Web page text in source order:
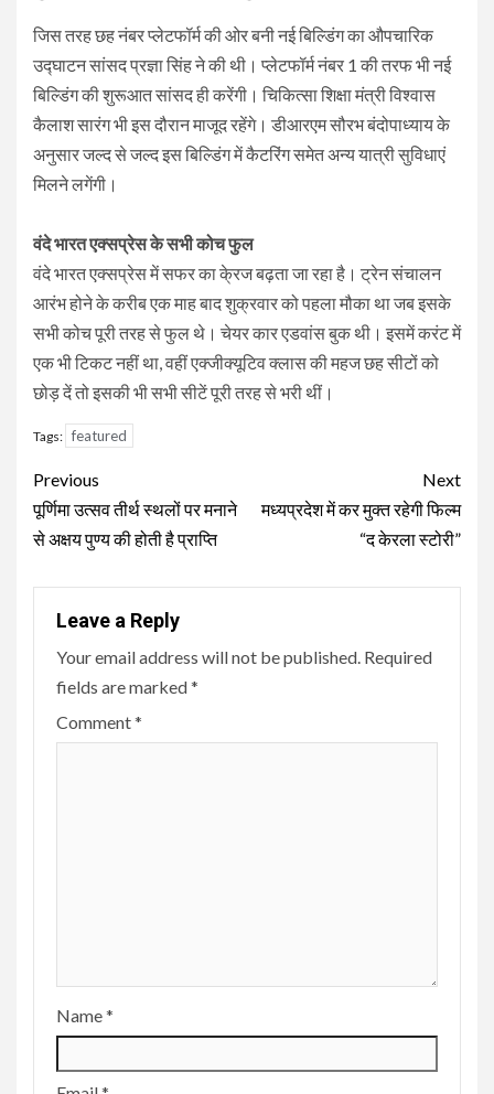
जिस तरह छह नंबर प्लेटफॉर्म की ओर बनी नई बिल्डिंग का औपचारिक
उद्घाटन सांसद प्रज्ञा सिंह ने की थी। प्लेटफॉर्म नंबर 1 की तरफ भी नई
बिल्डिंग की शुरूआत सांसद ही करेंगी। चिकित्सा शिक्षा मंत्री विश्वास
कैलाश सारंग भी इस दौरान माजूद रहेंगे। डीआरएम सौरभ बंदोपाध्याय के
अनुसार जल्द से जल्द इस बिल्डिंग में कैटरिंग समेत अन्य यात्री सुविधाएं
मिलने लगेंगी।
वंदे भारत एक्सप्रेस के सभी कोच फुल
वंदे भारत एक्सप्रेस में सफर का के्रज बढ़ता जा रहा है। ट्रेन संचालन
आरंभ होने के करीब एक माह बाद शुक्रवार को पहला मौका था जब इसके
सभी कोच पूरी तरह से फुल थे। चेयर कार एडवांस बुक थी। इसमें करंट में
एक भी टिकट नहीं था, वहीं एक्जीक्यूटिव क्लास की महज छह सीटों को
छोड़ दें तो इसकी भी सभी सीटें पूरी तरह से भरी थीं।
Tags: featured
Continue
Reading
Previous
पूर्णिमा उत्सव तीर्थ स्थलों पर मनाने
से अक्षय पुण्य की होती है प्राप्ति
Next
मध्यप्रदेश में कर मुक्त रहेगी फिल्म
“द केरला स्टोरी”
Leave a Reply
Your email address will not be published. Required
fields are marked*
Comment*
Name*